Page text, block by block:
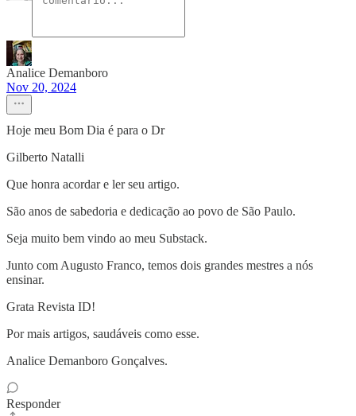
Analice Demanboro
Nov 20, 2024
Hoje meu Bom Dia é para o Dr
Gilberto Natalli
Que honra acordar e ler seu artigo.
São anos de sabedoria e dedicação ao povo de São Paulo.
Seja muito bem vindo ao meu Substack.
Junto com Augusto Franco, temos dois grandes mestres a nós
ensinar.
Grata Revista ID!
Por mais artigos, saudáveis como esse.
Analice Demanboro Gonçalves.
Responder